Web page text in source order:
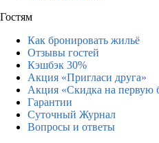
Гостям
Как бронировать жильё
Отзывы гостей
Кэшбэк 30%
Акция «Пригласи друга»
Акция «Скидка на первую
Гарантии
Суточный Журнал
Вопросы и ответы